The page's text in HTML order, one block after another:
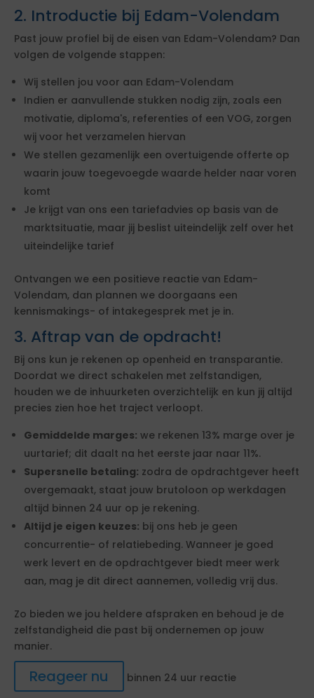
2. Introductie bij Edam-Volendam
Past jouw profiel bij de eisen van Edam-Volendam? Dan
volgen de volgende stappen:
Wij stellen jou voor aan Edam-Volendam
Indien er aanvullende stukken nodig zijn, zoals een
motivatie, diploma's, referenties of een VOG, zorgen
wij voor het verzamelen hiervan
We stellen gezamenlijk een overtuigende offerte op
waarin jouw toegevoegde waarde helder naar voren
komt
Je krijgt van ons een tariefadvies op basis van de
marktsituatie, maar jij beslist uiteindelijk zelf over het
uiteindelijke tarief
Ontvangen we een positieve reactie van Edam-
Volendam, dan plannen we doorgaans een
kennismakings- of intakegesprek met je in.
3. Aftrap van de opdracht!
Bij ons kun je rekenen op openheid en transparantie.
Doordat we direct schakelen met zelfstandigen,
houden we de inhuurketen overzichtelijk en kun jij altijd
precies zien hoe het traject verloopt.
Gemiddelde marges: we rekenen 13% marge over je
uurtarief; dit daalt na het eerste jaar naar 11%.
Supersnelle betaling: zodra de opdrachtgever heeft
overgemaakt, staat jouw brutoloon op werkdagen
altijd binnen 24 uur op je rekening.
Altijd je eigen keuzes: bij ons heb je geen
concurrentie- of relatiebeding. Wanneer je goed
werk levert en de opdrachtgever biedt meer werk
aan, mag je dit direct aannemen, volledig vrij dus.
Zo bieden we jou heldere afspraken en behoud je de
zelfstandigheid die past bij ondernemen op jouw
manier.
Reageer nu
binnen 24 uur reactie